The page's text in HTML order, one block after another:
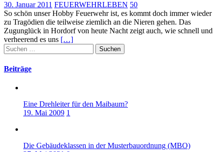
30. Januar 2011 FEUERWEHRLEBEN 50
So schön unser Hobby Feuerwehr ist, es kommt doch immer wieder
zu Tragödien die teilweise ziemlich an die Nieren gehen. Das
Zugunglück in Hordorf von heute Nacht zeigt auch, wie schnell und
verheerend es uns […]
Suchen
nach:
Beiträge
Eine Drehleiter für den Maibaum?
19. Mai 2009 1
Die Gebäudeklassen in der Musterbauordnung (MBO)